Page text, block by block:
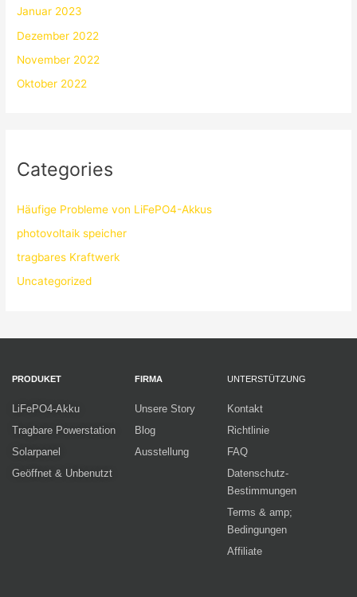
Januar 2023
Dezember 2022
November 2022
Oktober 2022
Categories
Häufige Probleme von LiFePO4-Akkus
photovoltaik speicher
tragbares Kraftwerk
Uncategorized
PRODUKET
LiFePO4-Akku
Tragbare Powerstation
Solarpanel
Geöffnet & Unbenutzt
FIRMA
Unsere Story
Blog
Ausstellung
UNTERSTÜTZUNG
Kontakt
Richtlinie
FAQ
Datenschutz-
Bestimmungen
Terms & amp;
Bedingungen
Affiliate